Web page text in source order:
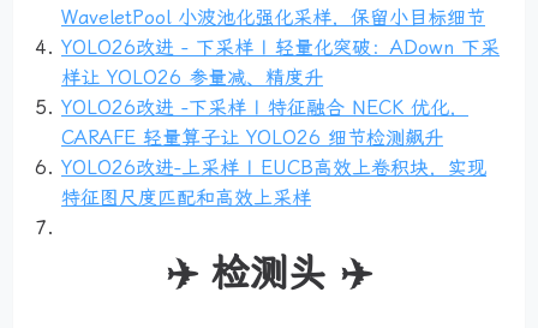
WaveletPool 小波池化强化采样，保留小目标细节
YOLO26改进 - 下采样 | 轻量化突破：ADown 下采
样让 YOLO26 参量减、精度升
YOLO26改进 -下采样 | 特征融合 NECK 优化，
CARAFE 轻量算子让 YOLO26 细节检测飙升
YOLO26改进-上采样 | EUCB高效上卷积块，实现
特征图尺度匹配和高效上采样
✈️ 检测头 ✈️